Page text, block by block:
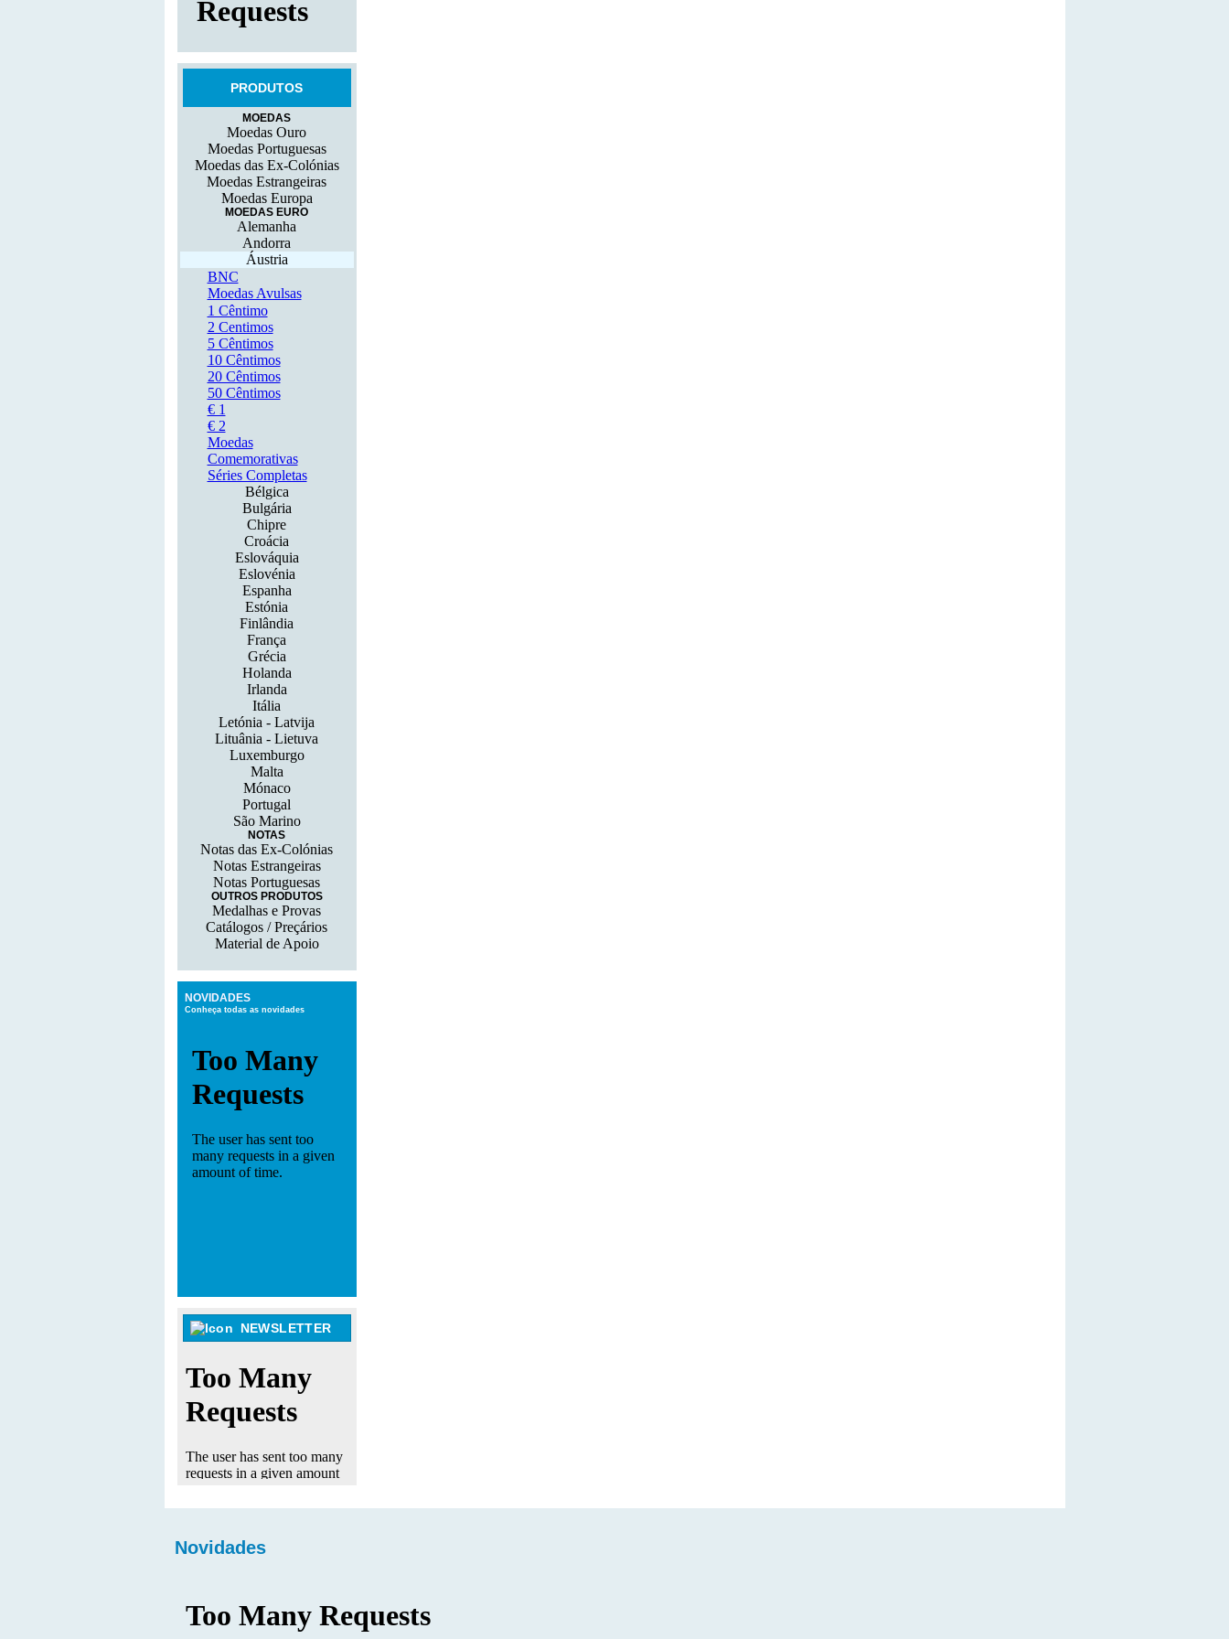
PRODUTOS
MOEDAS
Moedas Ouro
Moedas Portuguesas
Moedas das Ex-Colónias
Moedas Estrangeiras
Moedas Europa
MOEDAS EURO
Alemanha
Andorra
Áustria
BNC
Moedas Avulsas
1 Cêntimo
2 Centimos
5 Cêntimos
10 Cêntimos
20 Cêntimos
50 Cêntimos
€ 1
€ 2
Moedas
Comemorativas
Séries Completas
Bélgica
Bulgária
Chipre
Croácia
Eslováquia
Eslovénia
Espanha
Estónia
Finlândia
França
Grécia
Holanda
Irlanda
Itália
Letónia - Latvija
Lituânia - Lietuva
Luxemburgo
Malta
Mónaco
Portugal
São Marino
NOTAS
Notas das Ex-Colónias
Notas Estrangeiras
Notas Portuguesas
OUTROS PRODUTOS
Medalhas e Provas
Catálogos / Preçários
Material de Apoio
NOVIDADES
Conheça todas as novidades
NEWSLETTER
Novidades